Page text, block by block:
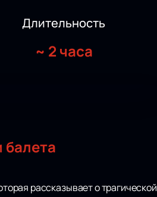
Длительность
~ 2 часа
балета
рассказывает о трагической